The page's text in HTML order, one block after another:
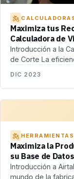
Maximiza tus
Calculadora de
Introducción a la
de Corte La
DIC 2023
Maximiza la
su Base de
Introducción a
mundo de la